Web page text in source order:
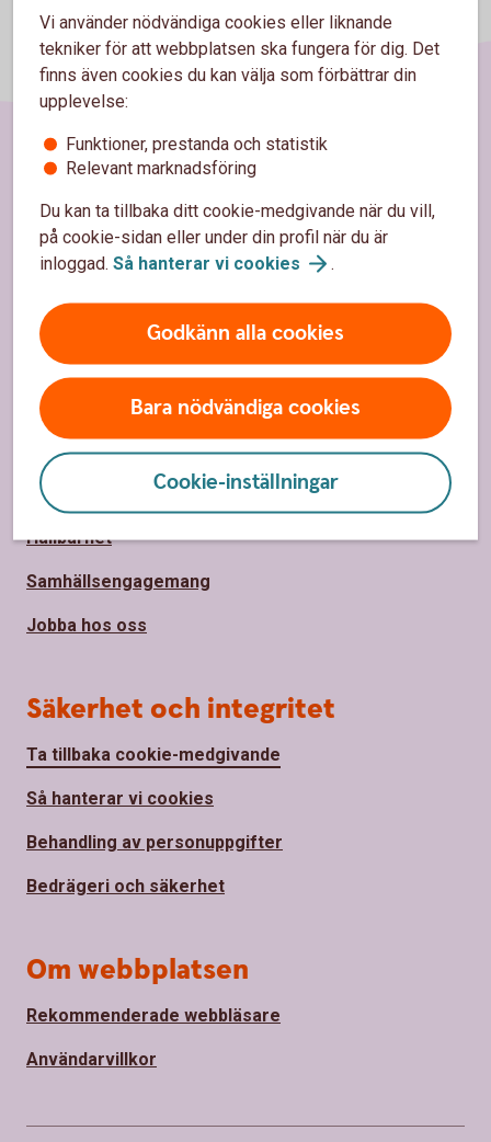
Vi använder nödvändiga cookies eller liknande
tekniker för att webbplatsen ska fungera för dig. Det
finns även cookies du kan välja som förbättrar din
upplevelse:
Funktioner, prestanda och statistik
Relevant marknadsföring
Du kan ta tillbaka ditt cookie-medgivande när du vill,
på cookie-sidan eller under din profil när du är
inloggad. Så hanterar vi cookies .
Godkänn alla cookies
Bara nödvändiga cookies
Cookie-inställningar
Sidfot
Hitta snabbt
Kundservice
Spärrhjälp
Hitta bankkontor
Priser, räntor och kurser
Om oss
Om Norrbärke Sparbank
Hållbarhet
Samhällsengagemang
Jobba hos oss
Säkerhet och integritet
Ta tillbaka cookie-medgivande
Så hanterar vi cookies
Behandling av personuppgifter
Bedrägeri och säkerhet
Om webbplatsen
Rekommenderade webbläsare
Användarvillkor